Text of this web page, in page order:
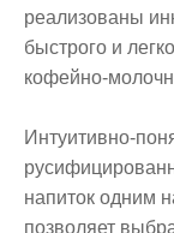
реализованы
быстрого и
кофейно-
Интуитивно-
напиток одним
позволяет